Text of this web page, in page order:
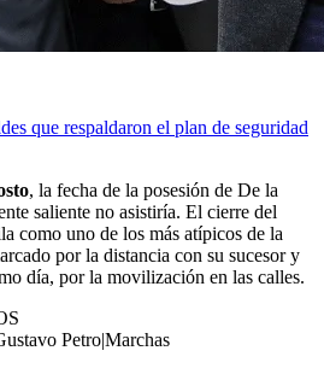
que respaldaron el plan de seguridad
, la fecha de la posesión de De la
saliente no asistiría. El cierre del
como uno de los más atípicos de la
por la distancia con su sucesor y
día, por la movilización en las calles.
Petro|Marchas